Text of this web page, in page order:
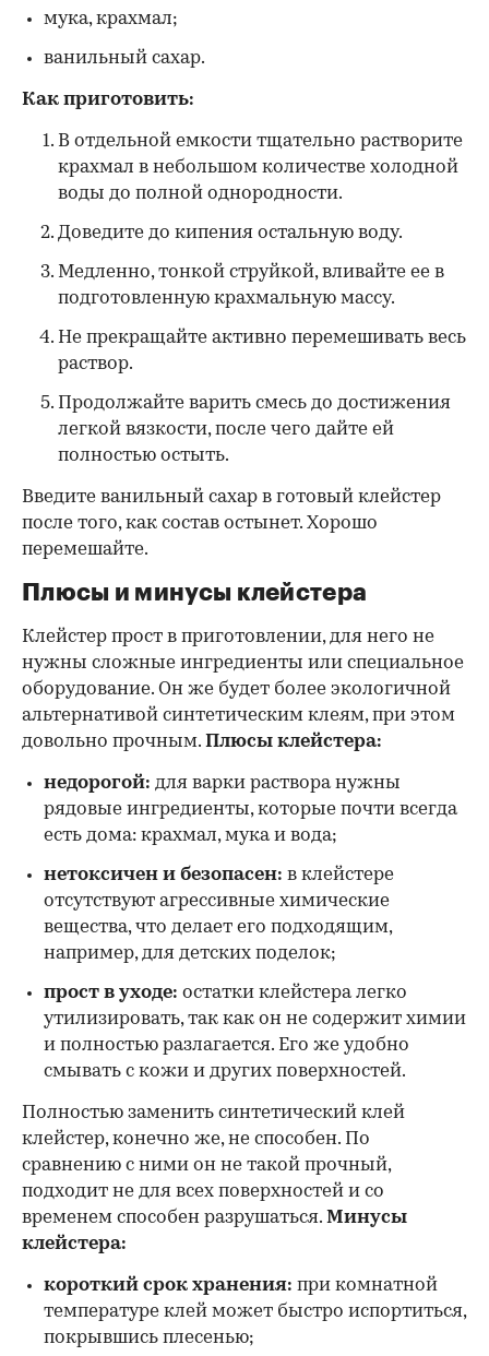
мука, крахмал;
ванильный сахар.
Как приготовить:
В отдельной емкости тщательно растворите
крахмал в небольшом количестве холодной
воды до полной однородности.
Доведите до кипения остальную воду.
Медленно, тонкой струйкой, вливайте ее в
подготовленную крахмальную массу.
Не прекращайте активно перемешивать весь
раствор.
Продолжайте варить смесь до достижения
легкой вязкости, после чего дайте ей
полностью остыть.
Введите ванильный сахар в готовый клейстер
после того, как состав остынет. Хорошо
перемешайте.
Плюсы и минусы клейстера
Клейстер прост в приготовлении, для него не
нужны сложные ингредиенты или специальное
оборудование. Он же будет более экологичной
альтернативой синтетическим клеям, при этом
довольно прочным. Плюсы клейстера:
недорогой: для варки раствора нужны
рядовые ингредиенты, которые почти всегда
есть дома: крахмал, мука и вода;
нетоксичен и безопасен: в клейстере
отсутствуют агрессивные химические
вещества, что делает его подходящим,
например, для детских поделок;
прост в уходе: остатки клейстера легко
утилизировать, так как он не содержит химии
и полностью разлагается. Его же удобно
смывать с кожи и других поверхностей.
Полностью заменить синтетический клей
клейстер, конечно же, не способен. По
сравнению с ними он не такой прочный,
подходит не для всех поверхностей и со
временем способен разрушаться. Минусы
клейстера:
короткий срок хранения: при комнатной
температуре клей может быстро испортиться,
покрывшись плесенью;